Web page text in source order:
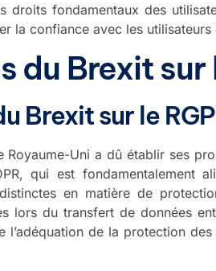
fondamentaux des
la confiance avec les utilisateurs
du Brexit sur
Brexit sur le
Royaume-Uni a dû établir ses
qui est fondamentalement
en matière de
lors du transfert de données
l’adéquation de la protection